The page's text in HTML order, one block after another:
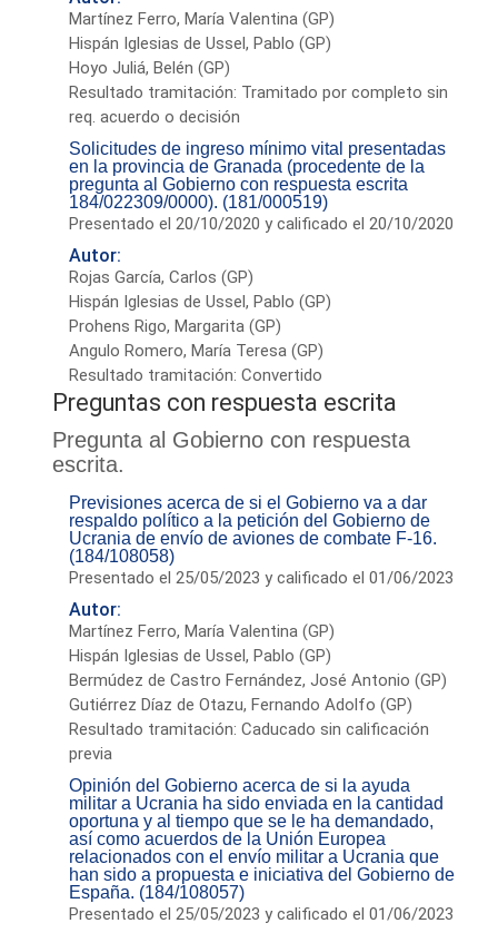
Martínez Ferro, María Valentina (GP)
Hispán Iglesias de Ussel, Pablo (GP)
Hoyo Juliá, Belén (GP)
Resultado tramitación: Tramitado por completo sin
req. acuerdo o decisión
Solicitudes de ingreso mínimo vital presentadas
en la provincia de Granada (procedente de la
pregunta al Gobierno con respuesta escrita
184/022309/0000). (181/000519)
Presentado el 20/10/2020 y calificado el 20/10/2020
Autor:
Rojas García, Carlos (GP)
Hispán Iglesias de Ussel, Pablo (GP)
Prohens Rigo, Margarita (GP)
Angulo Romero, María Teresa (GP)
Resultado tramitación: Convertido
Preguntas con respuesta escrita
Pregunta al Gobierno con respuesta
escrita.
Previsiones acerca de si el Gobierno va a dar
respaldo político a la petición del Gobierno de
Ucrania de envío de aviones de combate F-16.
(184/108058)
Presentado el 25/05/2023 y calificado el 01/06/2023
Autor:
Martínez Ferro, María Valentina (GP)
Hispán Iglesias de Ussel, Pablo (GP)
Bermúdez de Castro Fernández, José Antonio (GP)
Gutiérrez Díaz de Otazu, Fernando Adolfo (GP)
Resultado tramitación: Caducado sin calificación
previa
Opinión del Gobierno acerca de si la ayuda
militar a Ucrania ha sido enviada en la cantidad
oportuna y al tiempo que se le ha demandado,
así como acuerdos de la Unión Europea
relacionados con el envío militar a Ucrania que
han sido a propuesta e iniciativa del Gobierno de
España. (184/108057)
Presentado el 25/05/2023 y calificado el 01/06/2023